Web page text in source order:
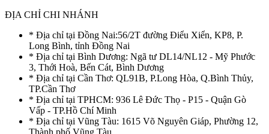
ĐỊA CHỈ CHI NHÁNH
* Địa chỉ tại Đồng Nai:56/2T đường Điểu Xiển, KP8, P.
Long Bình, tỉnh Đồng Nai
* Địa chỉ tại Bình Dương: Ngã tư DL14/NL12 - Mỹ Phước
3, Thới Hoà, Bến Cát, Bình Dương
* Địa chỉ tại Cần Thơ: QL91B, P.Long Hòa, Q.Bình Thủy,
TP.Cần Thơ
* Địa chỉ tại TPHCM: 936 Lê Đức Thọ - P15 - Quận Gò
Vấp - TP.Hồ Chí Minh
* Địa chỉ tại Vũng Tàu: 1615 Võ Nguyên Giáp, Phường 12,
Thành phố Vũng Tàu